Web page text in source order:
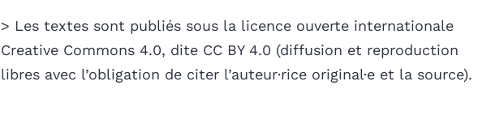
> Les textes sont publiés sous la licence ouverte internationale
Creative Commons 4.0, dite CC BY 4.0 (diffusion et reproduction
libres avec l’obligation de citer l’auteur·rice original·e et la source).